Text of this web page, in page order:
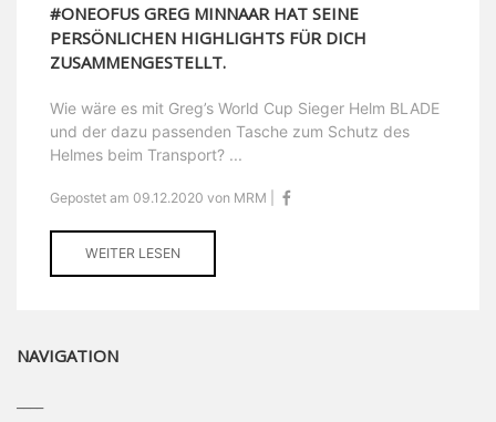
#ONEOFUS GREG MINNAAR HAT SEINE
PERSÖNLICHEN HIGHLIGHTS FÜR DICH
ZUSAMMENGESTELLT.
Wie wäre es mit Greg’s World Cup Sieger Helm BLADE
und der dazu passenden Tasche zum Schutz des
Helmes beim Transport? ...
Gepostet am 09.12.2020 von MRM |
WEITER LESEN
NAVIGATION